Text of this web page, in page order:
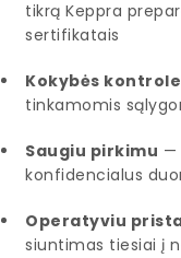
tikrą Keppra
sertifikatais
Kokybės kontrole
tinkamomis
Saugiu pirkimu —
konfidencialus
Operatyviu
siuntimas tiesiai į